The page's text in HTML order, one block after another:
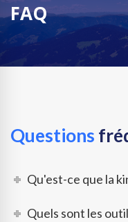
FAQ
Questions
Qu'est-ce que la
Quels sont les